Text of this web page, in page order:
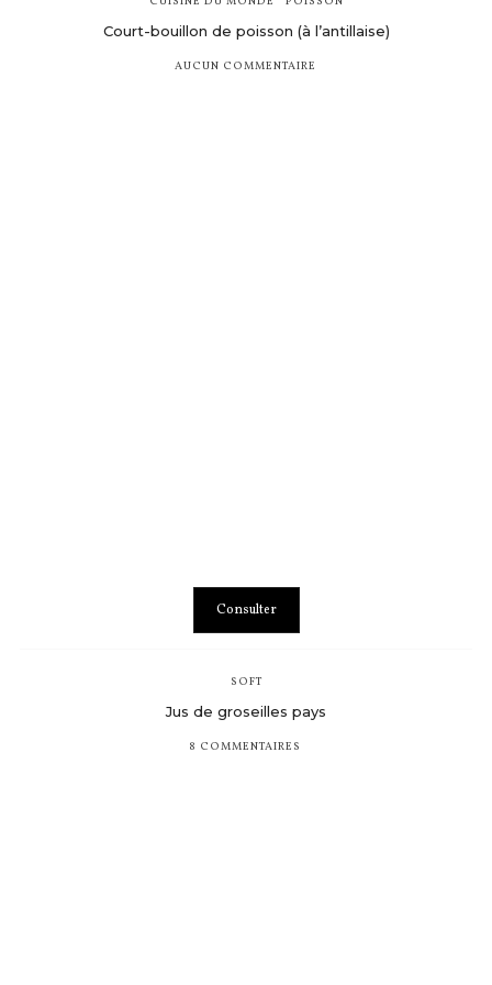
Court-bouillon de poisson (à l’antillaise)
AUCUN COMMENTAIRE
Consulter
SOFT
Jus de groseilles pays
8 COMMENTAIRES